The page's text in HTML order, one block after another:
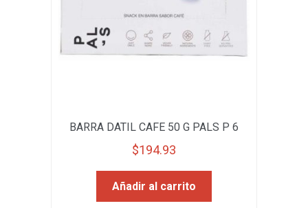
BARRA DATIL CAFE 50 G PALS P 6
$194.93
Añadir al carrito